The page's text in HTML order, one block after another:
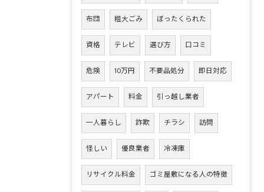
布団 粗大ごみ ぼったくられた
資格 テレビ 選び方 口コミ
危険 10万円 不要品処分 即日対応
アパート 料金 引っ越し業者
一人暮らし 詐欺 チラシ 訪問
怪しい 優良業者 冷凍庫
リサイクル料金 ゴミ屋敷になる人の特徴